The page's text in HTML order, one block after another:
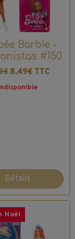
Barbie -
#150
8,49€ TTC
Détails
Noël